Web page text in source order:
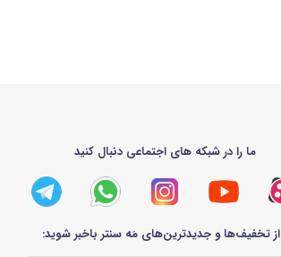
ما را در شبکه های اجتماعی دنبال کنید
از تخفیف‌ها و جدیدترین‌های مَه سنتر باخبر شوید: